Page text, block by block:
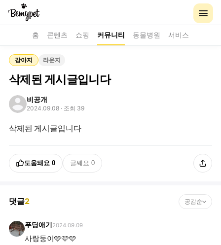
홈 콘텐츠 쇼핑 커뮤니티 동물병원 서비스
강아지 라운지
삭제된 게시글입니다
비공개
2024.09.08 · 조회 39
삭제된 게시글입니다
도움돼요 0 글쎄요 0
댓글2 공감순
푸딩애기 2024.09.09
사랑둥이🩷🩷🩷